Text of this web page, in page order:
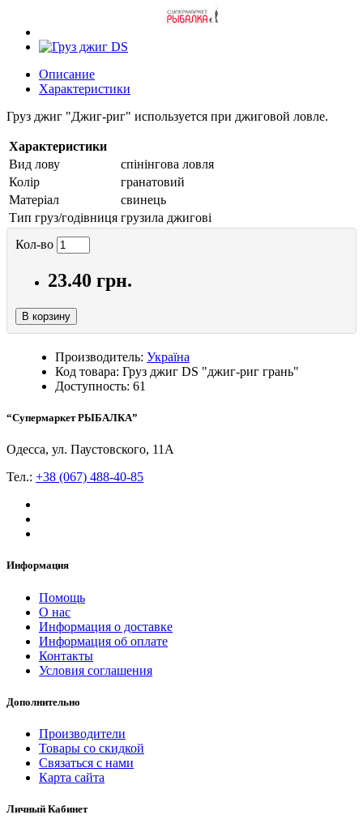
Описание
Характеристики
Груз джиг "Джиг-риг" используется при джиговой ловле.
Характеристики
Вид лову
спінінгова ловля
Колiр
гранатовий
Матеріал
свинець
Тип груз/годівниця грузила джиговi
Кол-во
23.40 грн.
В корзину
Производитель: Україна
Код товара: Груз джиг DS "джиг-риг грань"
Доступность: 61
“Супермаркет РЫБАЛКА”
Одесса, ул. Паустовского, 11А
Тел.: +38 (067) 488-40-85
Информация
Помощь
О нас
Информация о доставке
Информация об оплате
Контакты
Условия соглашения
Дополнительно
Производители
Товары со скидкой
Связаться с нами
Карта сайта
Личный Кабинет